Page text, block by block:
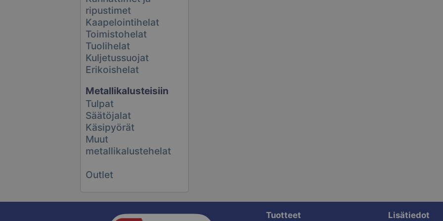
ripustimet
Kaapelointihelat
Toimistohelat
Tuolihelat
Kuljetussuojat
Erikoishelat
Metallikalusteisiin
Tulpat
Säätöjalat
Käsipyörät
Muut
metallikalustehelat
Outlet
Tuotteet Lisätiedot